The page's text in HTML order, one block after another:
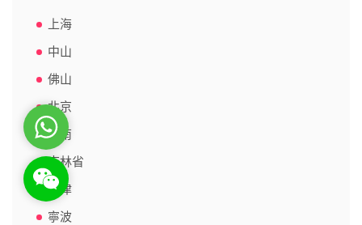
上海
中山
佛山
北京
台南
吉林省
天津
寧波
WhatsApp
WeChat: rsgt819